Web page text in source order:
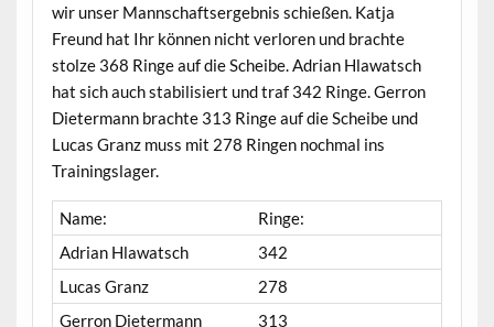
wir unser Mannschaftsergebnis schießen. Katja
Freund hat Ihr können nicht verloren und brachte
stolze 368 Ringe auf die Scheibe. Adrian Hlawatsch
hat sich auch stabilisiert und traf 342 Ringe. Gerron
Dietermann brachte 313 Ringe auf die Scheibe und
Lucas Granz muss mit 278 Ringen nochmal ins
Trainingslager.
Name:
Ringe:
Adrian Hlawatsch
342
Lucas Granz
278
Gerron Dietermann
313